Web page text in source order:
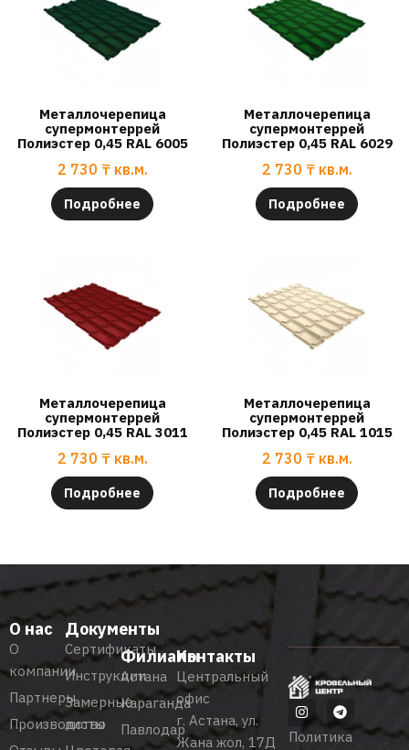
Металлочерепица
супермонтеррей
Полиэстер 0,45 RAL 6005
2 730 ₸ кв.м.
Подробнее
Металлочерепица
супермонтеррей
Полиэстер 0,45 RAL 6029
2 730 ₸ кв.м.
Подробнее
Металлочерепица
супермонтеррей
Полиэстер 0,45 RAL 3011
2 730 ₸ кв.м.
Подробнее
Металлочерепица
супермонтеррей
Полиэстер 0,45 RAL 1015
2 730 ₸ кв.м.
Подробнее
О нас
О
компании
Партнеры
Производство
Документы
Сертификаты
Инструкции
Замерные
листы
Филиалы
Астана
Караганда
Павлодар
Контакты
Центральный
офис
г. Астана, ул.
Жана жол, 17Д
Политика